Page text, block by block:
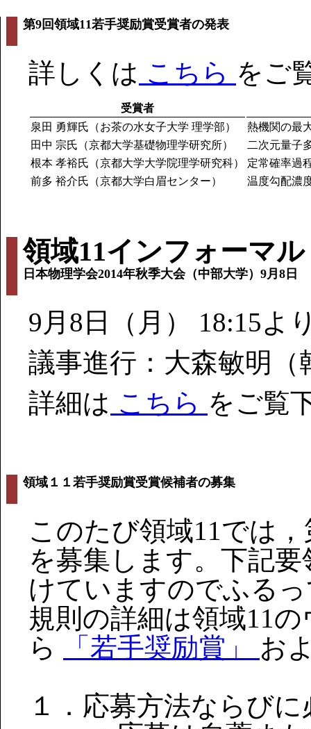
第9回領域11若手奨励賞受賞者の発表
詳しくは こちら をご
受賞者
泉田 勇輝氏（お茶の水女子大学 理学部）
熱機関の最
田中 宗氏（京都大学基礎物理学研究所）
二次元量子
根本 孝裕氏（京都大学大学院理学研究科）
定常確率過
前多 裕介氏（京都大学白眉センター）
温度勾配濃
領域11インフォーマ
日本物理学会2014年秋季大会（中部大学）9月8日
9月8日（月） 18:15よ
議事進行：大森敏明（
詳細は こちら をご覧
領域１１若手奨励賞受賞候補者の募集
このたび領域11では
を募集します。下記
けていますのでふる
規則の詳細は領域11
ら
「若手奨励賞」 お
１．応募方法ならび